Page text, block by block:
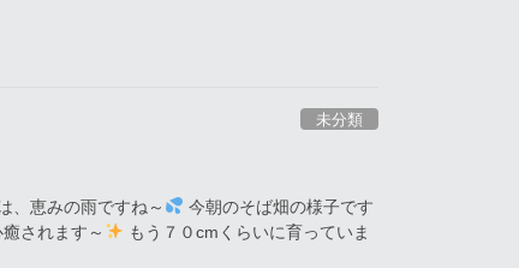
未分類
、恵みの雨ですね～
今朝のそば畑の様子です
されます～
もう７０cmくらいに育っていま